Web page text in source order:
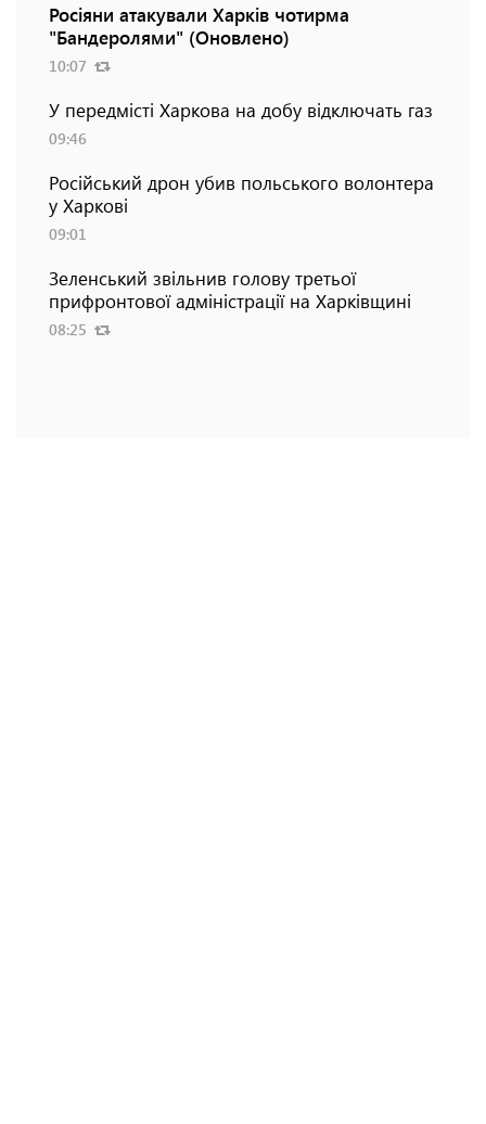
Росіяни атакували Харків чотирма
"Бандеролями" (Оновлено)
10:07
У передмісті Харкова на добу відключать газ
09:46
Російський дрон убив польського волонтера
у Харкові
09:01
Зеленський звільнив голову третьої
прифронтової адміністрації на Харківщині
08:25